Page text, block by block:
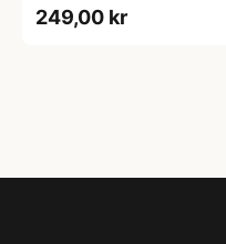
249,00 kr